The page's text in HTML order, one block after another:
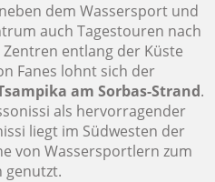
dem Wassersport und
auch Tagestouren nach
entlang der Küste
Fanes lohnt sich der
am Sorbas-Strand.
als hervorragender
liegt im Südwesten der
von Wassersportlern zum
genutzt.